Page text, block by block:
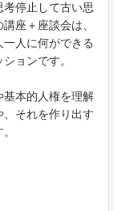
停止して古い思
座＋座談会は、
人に何ができる
ョンです。
基本的人権を理解
、それを作り出す